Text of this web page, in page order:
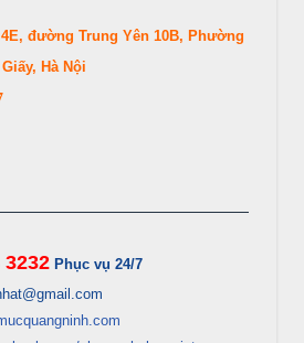
đường Trung Yên 10B, Phường
Hà Nội
3232 Phục vụ 24/7